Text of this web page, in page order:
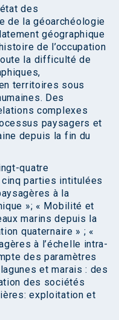
des
de la géoarchéologie
géographique
de l’occupation
la difficulté de
territoires sous
Des
complexes
paysagers et
depuis la fin du
quatre
parties intitulées
à la
»; « Mobilité et
marins depuis la
quaternaire » ; «
à l’échelle intra-
des paramètres
et marais : des
des sociétés
exploitation et